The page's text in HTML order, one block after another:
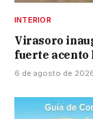
INTERIOR
Virasoro
fuerte acento
6 de agosto de